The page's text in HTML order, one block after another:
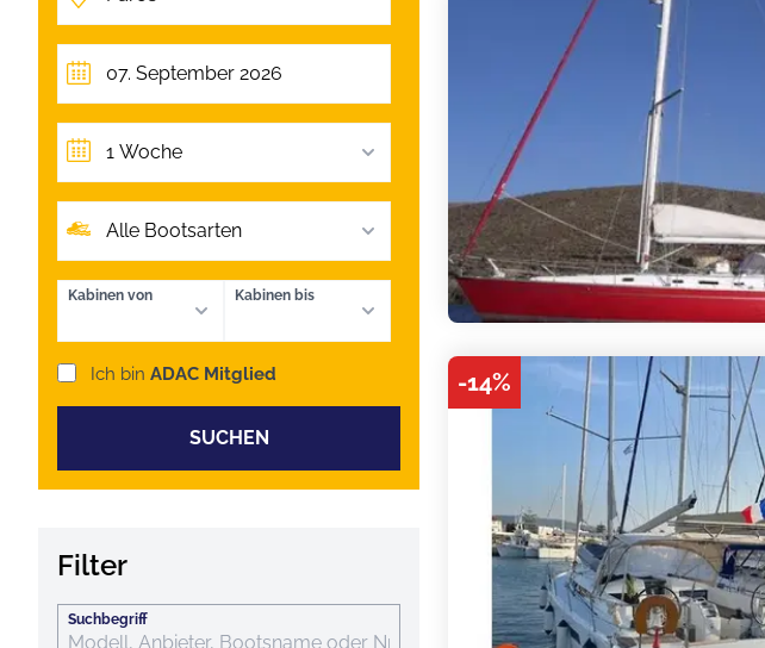
1 Woche
Alle Bootsarten
Kabinen von Kabinen bis
Ich bin ADAC Mitglied
SUCHEN
Filter
Suchbegriff
-14%